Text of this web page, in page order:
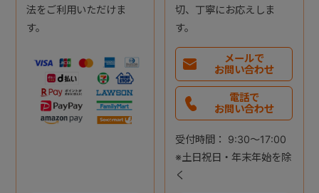
法をご利用いただけま
す。
切、丁寧にお応えしま
す。
メールで
お問い合わせ
電話で
お問い合わせ
受付時間： 9:30～17:00
※土日祝日・年末年始を除
く